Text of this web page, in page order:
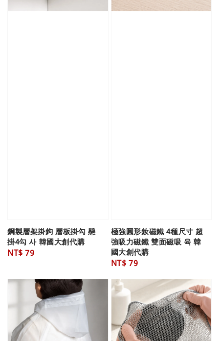
鋼製層架掛鉤 層板掛勾 懸
掛4勾 사 韓國大創代購
Regular
NT$ 79
極強圓形釹磁鐵 4種尺寸 超
強吸力磁鐵 雙面磁吸 육 韓
國大創代購
Regular
NT$ 79